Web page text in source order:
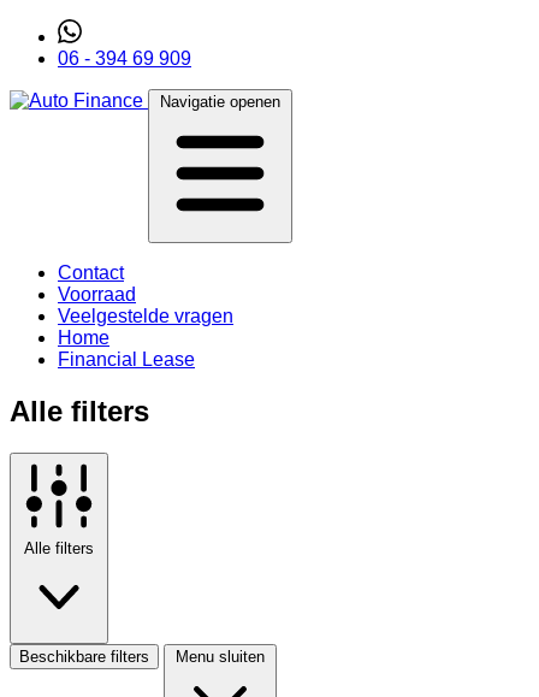
06 - 394 69 909
Navigatie openen
Contact
Voorraad
Veelgestelde vragen
Home
Financial Lease
Alle filters
Alle filters
Beschikbare filters Menu sluiten